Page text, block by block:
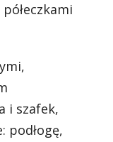
i szafek,
podłogę,